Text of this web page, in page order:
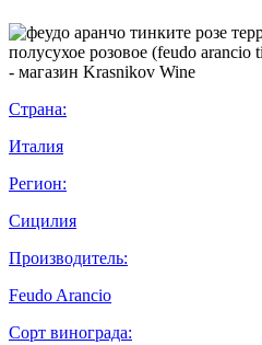
Страна:
Италия
Регион:
Сицилия
Производитель:
Feudo Arancio
Сорт винограда: